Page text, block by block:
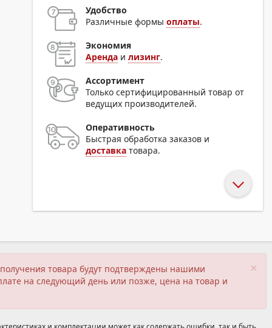
Удобство
Различные формыоплаты.
Экономия
Аренда илизинг.
Ассортимент
Только сертифицированный товар от
ведущих производителей.
Оперативность
Быстрая обработка заказов и
доставка товара.
×
товара будут подтверждены нашими
на следующий день или позже, цена на товар и